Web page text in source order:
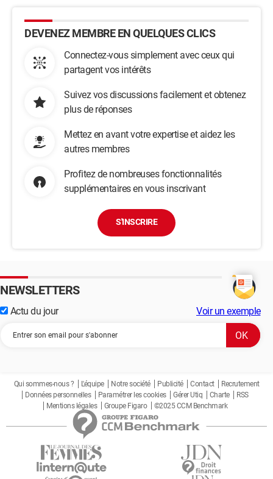
DEVENEZ MEMBRE EN QUELQUES CLICS
Connectez-vous simplement avec ceux qui
partagent vos intérêts
Suivez vos discussions facilement et obtenez
plus de réponses
Mettez en avant votre expertise et aidez les
autres membres
Profitez de nombreuses fonctionnalités
supplémentaires en vous inscrivant
S'INSCRIRE
NEWSLETTERS
Actu du jour Voir un exemple
Qui sommes-nous ? L'équipe Notre société Publicité Contact
Recrutement
Données personnelles
Paramétrer les cookies Gérer Utiq Charte
RSS
Mentions légales
Groupe Figaro ©2025 CCM Benchmark